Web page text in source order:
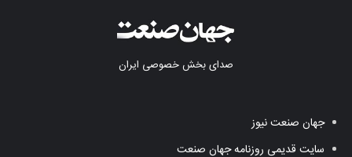
صدای بخش خصوصی ایران
جهان صنعت نیوز
سایت قدیمی روزنامه جهان صنعت